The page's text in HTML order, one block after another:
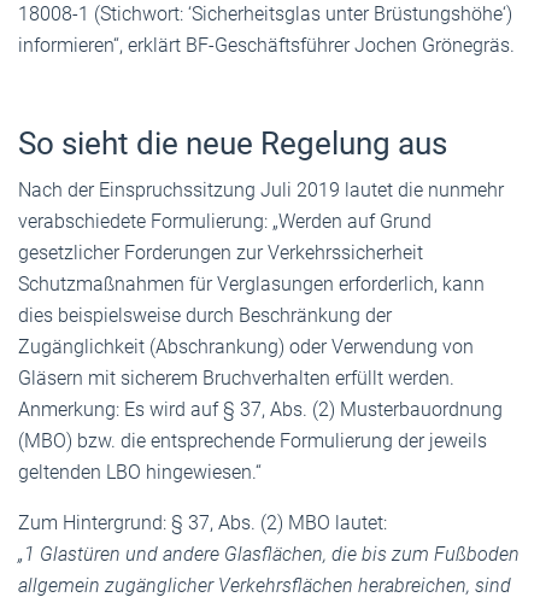
18008-1 (Stichwort: ‘Sicherheitsglas unter Brüstungshöhe‘)
informieren“, erklärt BF-Geschäftsführer Jochen Grönegräs.
So sieht die neue Regelung aus
Nach der Einspruchssitzung Juli 2019 lautet die nunmehr
verabschiedete Formulierung: „Werden auf Grund
gesetzlicher Forderungen zur Verkehrssicherheit
Schutzmaßnahmen für Verglasungen erforderlich, kann
dies beispielsweise durch Beschränkung der
Zugänglichkeit (Abschrankung) oder Verwendung von
Gläsern mit sicherem Bruchverhalten erfüllt werden.
Anmerkung: Es wird auf § 37, Abs. (2) Musterbauordnung
(MBO) bzw. die entsprechende Formulierung der jeweils
geltenden LBO hingewiesen.“
Zum Hintergrund: § 37, Abs. (2) MBO lautet:
„1 Glastüren und andere Glasflächen, die bis zum Fußboden
allgemein zugänglicher Verkehrsflächen herabreichen, sind